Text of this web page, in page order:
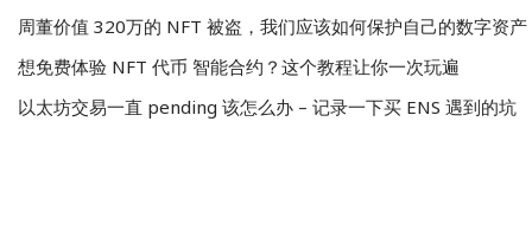
周董价值 320万的 NFT 被盗，我们应该如何保护自己的数字资产
想免费体验 NFT 代币 智能合约？这个教程让你一次玩遍
以太坊交易一直 pending 该怎么办 – 记录一下买 ENS 遇到的坑